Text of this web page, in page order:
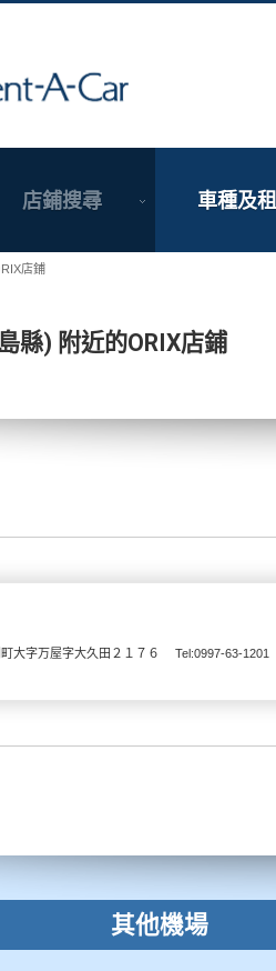
店鋪搜尋 車種及
店鋪
縣) 附近的ORIX店鋪
大字万屋字大久田２１７６ Tel:0997-63-1201
其他機場